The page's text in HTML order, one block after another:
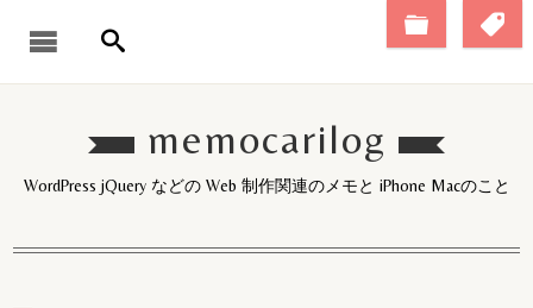
memocarilog
WordPress jQuery などの Web 制作関連のメモと iPhone Macのこと